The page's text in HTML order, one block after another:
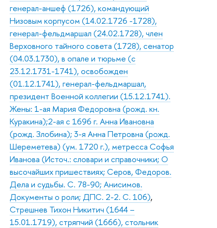
генерал-аншеф (1726), командующий
Низовым корпусом (14.02.1726 -1728),
генерал-фельдмаршал (24.02.1728), член
Верховного тайного совета (1728), сенатор
(04.03.1730), в опале и тюрьме (с
23.12.1731-1741), освобожден
(01.12.1741), генерал-фельдмаршал,
президент Военной коллегии (15.12.1741).
Жены: 1-ая Мария Федоровна (рожд. кн.
Куракина);2-ая с 1696 г. Анна Ивановна
(рожд. Злобина); 3-я Анна Петровна (рожд.
Шереметева) (ум. 1720 г.), метресса Софья
Иванова (Источ.: словари и справочники; О
высочайших пришествиях; Серов, Федоров.
Дела и судьбы. С. 78-90; Анисимов.
Документы о роли; ДПС. 2-2. С. 106),
Стрешнев Тихон Никитич (1644 –
15.01.1719), стряпчий (1666), стольник